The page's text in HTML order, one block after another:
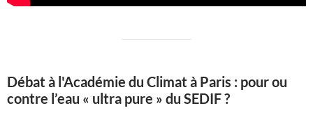
Débat à l'Académie du Climat à Paris : pour ou
contre l’eau « ultra pure » du SEDIF ?